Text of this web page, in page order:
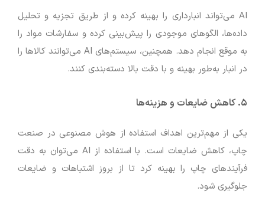
AI می‌تواند انبارداری را بهینه کرده و از طریق تجزیه و تحلیل
داده‌ها، الگوهای موجودی را پیش‌بینی کرده و سفارشات مواد را
به موقع انجام دهد. همچنین، سیستم‌های AI می‌توانند کالاها را
در انبار به‌طور بهینه و با دقت بالا دسته‌بندی کنند.
۵. کاهش ضایعات و هزینه‌ها
یکی از مهم‌ترین اهداف استفاده از هوش مصنوعی در صنعت
چاپ، کاهش ضایعات است. با استفاده از AI می‌توان به دقت
فرآیندهای چاپ را بهینه کرد تا از بروز اشتباهات و ضایعات
جلوگیری شود.